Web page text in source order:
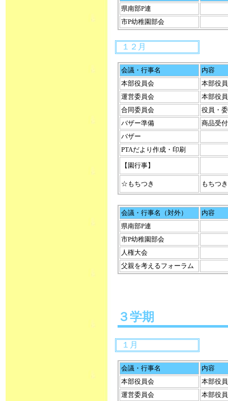
県南部P連
市P幼稚園部会
１２月
会議・行事名
内容
本部役員会
本部役
運営委員会
本部役
合同委員会
役員・
バザー準備
商品受
バザー
PTAだより作成・印刷
【園行事】
☆もちつき もちつ
会議・行事名（対外）
内容
県南部P連
市P幼稚園部会
人権大会
父親を考えるフォーラム
３学期
１月
会議・行事名
内容
本部役員会
本部役
運営委員会
本部役